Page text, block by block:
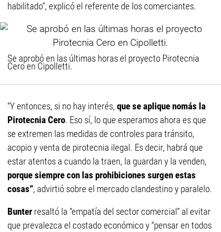
habilitado”, explicó el referente de los comerciantes.
Se aprobó en las últimas horas el proyecto Pirotecnia
Cero en Cipolletti.
“Y entonces, si no hay interés, que se aplique nomás la
Pirotecnia Cero. Eso sí, lo que esperamos ahora es que
se extremen las medidas de controles para tránsito,
acopio y venta de pirotecnia ilegal. Es decir, habrá que
estar atentos a cuando la traen, la guardan y la venden,
porque siempre con las prohibiciones surgen estas
cosas”, advirtió sobre el mercado clandestino y paralelo.
Bunter resaltó la “empatía del sector comercial” al evitar
que prevalezca el costado económico y “pensar en todos